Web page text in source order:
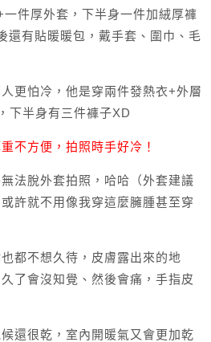
件厚外套，下半身一件加絨厚褲
還有貼暖暖包，戴手套、圍巾、毛
更怕冷，他是穿兩件發熱衣+外層
下半身有三件褲子XD
不方便，拍照時手好冷！
法脫外套拍照，哈哈（外套建議
許就不用像我穿這麼臃腫甚至穿
都不想久待，皮膚露出來的地
了會沒知覺、然後會痛，手指皮
還很乾，室內開暖氣又會更加乾